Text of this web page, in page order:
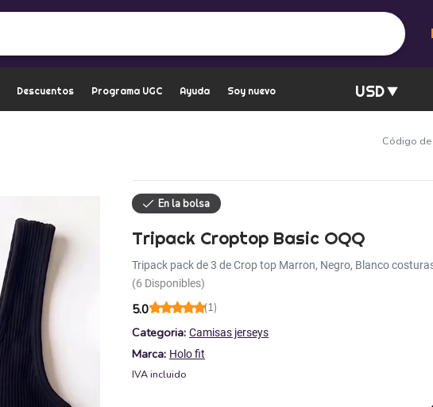
Descuentos Programa UGC Ayuda Soy nuevo USD
Código
Tripack Croptop Basic OQQ
Tripack pack de 3 de Crop top Marron, Negro, Blanco
(6 Disponibles)
5.0 (1)
Categoria: Camisas jerseys
Marca: Holo fit
IVA incluido